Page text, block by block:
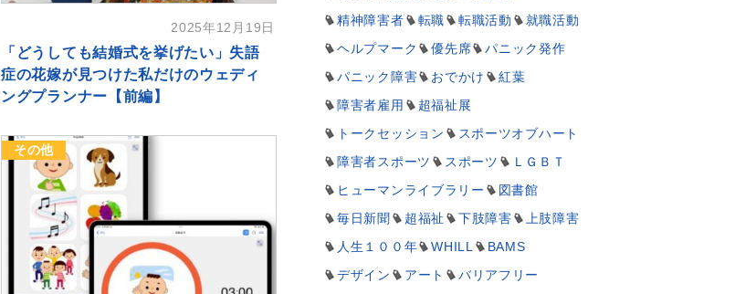
2025年12月19日
「どうしても結婚式を挙げたい」失語
症の花嫁が見つけた私だけのウェディ
ングプランナー【前編】
その他
精神障害者
転職 転職活動
就職活動
ヘルプマーク
優先席
パニック発作
パニック障害
おでかけ
紅葉
障害者雇用
超福祉展
トークセッション
スポーツオブハート
障害者スポーツ
スポーツ
ＬＧＢＴ
ヒューマンライブラリー
図書館
毎日新聞
超福祉 下肢障害
上肢障害
人生１００年
WHILL
BAMS
デザイン
アート
バリアフリー